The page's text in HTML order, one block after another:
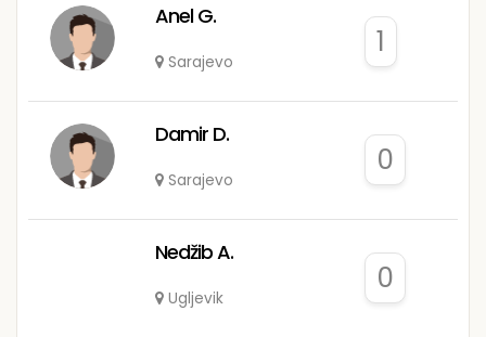
Anel G.
Sarajevo
1
Damir D.
Sarajevo
0
Nedžib A.
Ugljevik
0